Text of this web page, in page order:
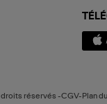
droits réservés -CGV-Plan